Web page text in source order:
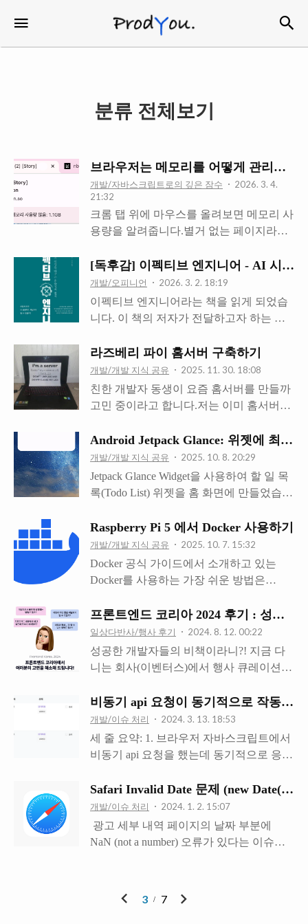
ProdYou
분류 전체보기
브라우저는 메모리를 어떻게 관리하길
개발/자바스크립트로의 깊은 잠수
2026. 3. 4.
21:32
크롬 탭 위에 마우스를 올려보면 메모리 사
용량을 알려줍니다.별거 없는 페이지라고
면 문득 이게 700MB씩 먹을 페이지인가?
싶은 의문이 드는 경우가 종종 있었습니다.
그 이유를 찾아봤습니다.V8 엔진이 범인인
가?크롬 브라우저는 V8 엔진이라는 자바
실행합니다.어쩌면 V8 엔진이 메모리를 좀
희생해서 속도를 얻어내는 건 아닐까요?보
off 관계가 있으니까 말이에요. 이런 합리
적 의심을 바탕으로, V8이 메모리를 관리
림은 V8 엔진의 메모리 구조를 도식화한
그림입니다.모든 JS 프로그램은 V8 프로세
스에 속하는 일련의 메모리 영역들로 대변
될 수..
[독후감] 이펙티브 엔지니어 - AI 시대
개발/오피니언 2026. 3. 2. 18:19
이펙티브 엔지니어라는 책을 읽게 되었습
니다. 이 책의 저자가 전달하고자 하는 메
버리지를 가지도록 해라.시간이라는, 누구
에게나 공평하게 주어지는 이 한정된 자원
을 가장 효율적으로 사용하라는 메시지입
니다. AI 시대를 살아가는 소프트웨어 엔지
로 일할 수 있을까요? 이 책에서 소개하는
예시들 중에 제가 중요하다고 생각하는 두
미칠 수 있는 일이 더 큰 레버리지를 가진
다.급하지만 중요하지 않은 일을 위임하면,
할 수 있다. 이런 명제들은 논리적으로 옳
습니다.그렇기 때문에 시간이 지나도 변하
지 않습니다.세상이 바뀌고 환경이 변화하
더라도 바뀌지 않습니..
라즈베리 파이 홈서버 구축하기
개발/개발 지식 공유 2025. 11. 30. 18:08
친한 개발자 동생이 요즘 홈서버를 만들까
고민 중이라고 합니다.저는 이미 홈서버를
해 주기로 했습니다. 제가 홈서버를 구성하
면서 나중에 헷갈리지 않으려고 노션 문서
로 정리해 둔 것이 있습니다.그런데 이 문
서는 혼자 보려고 만든 것이라 누굴 보여주
노션 페이지로 정리해서 전달할까 했는데,
그럴 바에는 블로그 포스팅을 작성해서 더
로그에 써 보려 합니다. 개발자로서 이것저
것 사이드 프로젝트를 하다보면 배포할 일
AWS, GCP, Azure 등 클라우드 서비스를 활
용하게 됩니다.하지만 비싸요.. 서비스에
따라 한달에 최소 몇천원에서 수십만원까
지 청구될 수 ..
Android Jetpack Glance: 위젯에 최신
개발/개발 지식 공유 2025. 10. 8. 20:29
Jetpack Glance Widget을 사용하여 할 일 목
록(Todo List) 위젯을 홈 화면에 만들었습니
동으로 최신 데이터가 위젯에도 반영되기
를 원했습니다.하지만 제대로 된 방식으로
데이터를 제공하지 않는다면 위젯이 업뎃
되지 않는 문제가 발생할 수 있습니다. 성
유하려고 합니다. 위젯에 State 데이터 제공
하기일단 위젯에 데이터를 제공하는 가장
사용하는 것입니다.class TodoWidget :
GlanceAppWidget() { override suspend fun
{..
Raspberry Pi 5 에서 Docker 사용하기
개발/개발 지식 공유 2025. 10. 7. 15:32
Docker 공식 가이드에서 소개하고 있는
Docker를 사용하는 가장 쉬운 방법은
만 Raspberry Pi 5 는 arm64(aarch64) CPU 아
키텍쳐를 사용하고 있기 때문에, Docker 공
식 홈페이지의 설치 가이드를 따라하더라
도 Docker Desktop을 제대로 설치할 수 없
가 amd64 기반의 x86_64 아키텍쳐라고 상
정하고 있기 때문입니다.어찌저찌 커뮤니
하더라도, 제대로 동작하지 않았습니다.
(Docker Desktop을 설치하기 위해서는
해본 결과 무슨무슨 모듈을 설치해야 하
고... 또 arm64 아키텍쳐에서는..
프론트엔드 코리아 2024 후기 : 성공한
일상다반사/행사 후기 2024. 8. 12. 00:22
성공한 개발자들의 비책이라니?! 지금 다
니는 회사(이벤터스)에서 행사 큐레이션을
저에게 행사 하나를 던져 주시며 이렇게 말
씀하셨습니다.성공한 개발자 되자~~!! 어
떻게 하면 성공한 개발자가 될 수 있는 걸
까요?그 전에, 어떤 개발자를 성공한 개발
을 가지고 참여해본 행사, 프론트엔드 코리
아 2024 (Frontend Korea 2024) 후기입니
us.kr/frontendkorea/event/87668 프론트엔드
코리아 2024 (Frontend Korea 2024) - 이벤터
의하기우리는 어떤 사람을 성공한 개발자..
비동기 api 요청이 동기적으로 작동할
개발/이슈 처리 2024. 3. 13. 18:53
세 줄 요약: 1. 브라우저 자바스크립트에서
비동기 api 요청을 했는데 동기적으로 응답
서버는 기본적으로 세션 동시 접근을 막기
위해 SessionID가 동일한 요청들에 lock을
걸어 직렬화(serialized)하고 있었던 것. 3. 동
일한 세션에서 발생하는 동시다발적 요청
onStateBehavior.ReadOnly)]`를 걸어주자. 저
Safari Invalid Date 문제 (new Date()에
개발/이슈 처리 2024. 1. 2. 15:07
 광고 세부 내역 페이지의 날짜 부분에
NaN (not a number) 오류가 있다는 이슈가
속하면 그렇게 된다길래 들어가 봤더니, 과
연 일수가 표기되어야 할 곳에 NaN이 나오
이
3 7
다